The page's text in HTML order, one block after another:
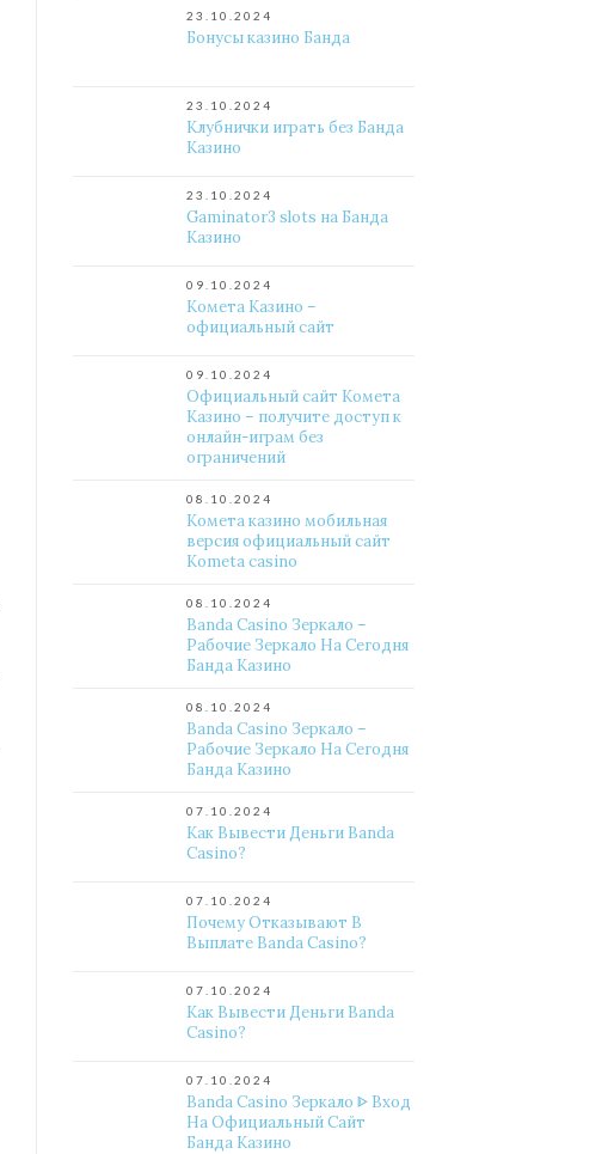
23.10.2024
Бонусы казино Банда
23.10.2024
Клубнички играть без Банда
Казино
23.10.2024
Gaminator3 slots на Банда
Казино
09.10.2024
Комета Казино –
официальный сайт
09.10.2024
Официальный сайт Комета
Казино – получите доступ к
онлайн-играм без
ограничений
08.10.2024
Комета казино мобильная
версия официальный сайт
Kometa casino
08.10.2024
Banda Casino Зеркало –
Рабочие Зеркало На Сегодня
Банда Казино
08.10.2024
Banda Casino Зеркало –
Рабочие Зеркало На Сегодня
Банда Казино
07.10.2024
Как Вывести Деньги Banda
Casino?
07.10.2024
Почему Отказывают В
Выплате Banda Casino?
07.10.2024
Как Вывести Деньги Banda
Casino?
07.10.2024
Banda Casino Зеркало ᐈ Вход
На Официальный Сайт
Банда Казино